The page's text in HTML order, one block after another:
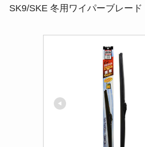
SK9/SKE 冬用ワイパーブレー